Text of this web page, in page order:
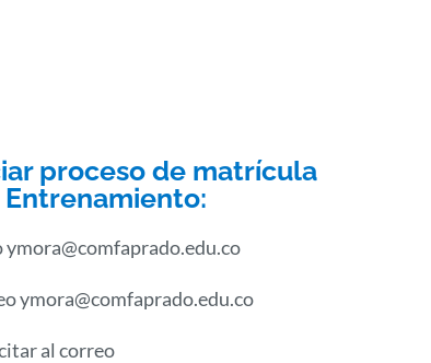
proceso de matrícula
ymora@comfaprado.edu.co
al correo